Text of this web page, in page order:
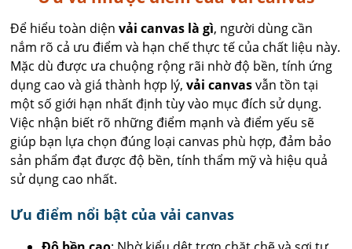
Để hiểu toàn diệnvải canvas là gì, người dùng cần
nắm rõ cả ưu điểm và hạn chế thực tế của chất liệu này.
Mặc dù được ưa chuộng rộng rãi nhờ độ bền, tính ứng
dụng cao và giá thành hợp lý,vải canvasvẫn tồn tại
một số giới hạn nhất định tùy vào mục đích sử dụng.
Việc nhận biết rõ những điểm mạnh và điểm yếu sẽ
giúp bạn lựa chọn đúng loại canvas phù hợp, đảm bảo
sản phẩm đạt được độ bền, tính thẩm mỹ và hiệu quả
sử dụng cao nhất.
Ưu điểm nổi bật của vải canvas